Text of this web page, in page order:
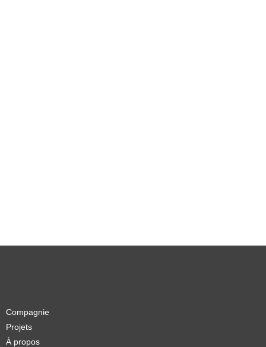
Compagnie
Projets
À propos